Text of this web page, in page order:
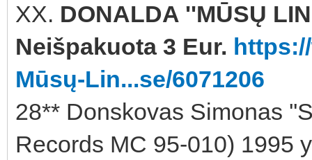
XX. DONALDA ''MŪSŲ
Neišpakuota 3 Eur.
Mūsų-Lin...se/6071206
28** Donskovas Simonas
Records MC 95-010) 1995